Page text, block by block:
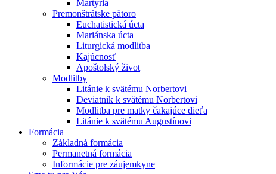
Martyria
Premonštrátske pätoro
Euchatistická úcta
Mariánska úcta
Liturgická modlitba
Kajúcnosť
Apoštolský život
Modlitby
Litánie k svätému Norbertovi
Deviatnik k svätému Norbertovi
Modlitba pre matky čakajúce dieťa
Litánie k svätému Augustínovi
Formácia
Základná formácia
Permanetná formácia
Informácie pre záujemkyne